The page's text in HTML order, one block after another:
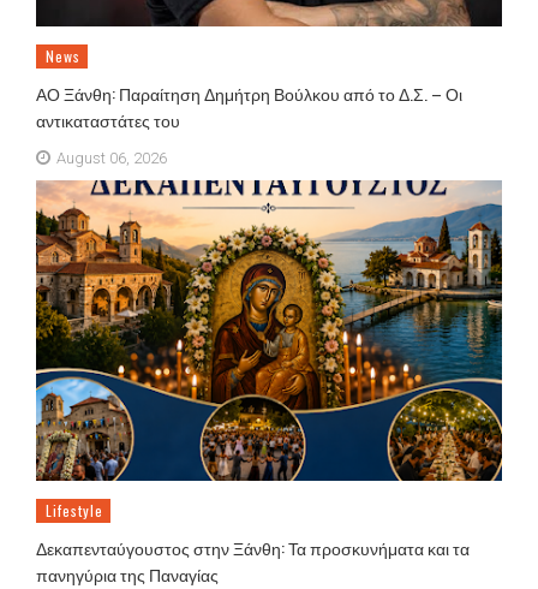
News
ΑΟ Ξάνθη: Παραίτηση Δημήτρη Βούλκου από το Δ.Σ. – Οι
αντικαταστάτες του
August 06, 2026
Lifestyle
Δεκαπενταύγουστος στην Ξάνθη: Τα προσκυνήματα και τα
πανηγύρια της Παναγίας